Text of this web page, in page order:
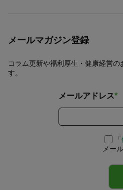
メールマガジン登録
コラム更新や福利厚生・健康経営
す。
メールアドレス*
「
メー